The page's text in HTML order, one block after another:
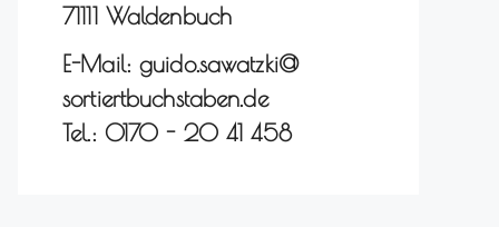
71111 Waldenbuch
E-Mail: guido.sawatzki@
sortiertbuchstaben.de
Tel.: 0170 - 20 41 458